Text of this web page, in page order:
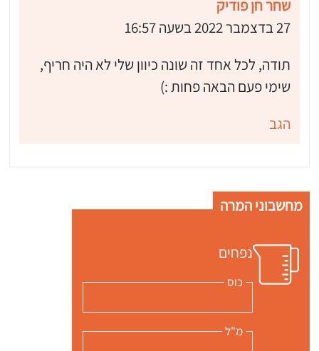
שחר חן פודיק
27 בדצמבר 2022 בשעה 16:57
תודה, לכל אחד זה שונה כיוון שלי לא היה חריף,
שימי פעם הבאה פחות :)
הגב
מחשבוני המרה
נפחים
כוס
מ"ל